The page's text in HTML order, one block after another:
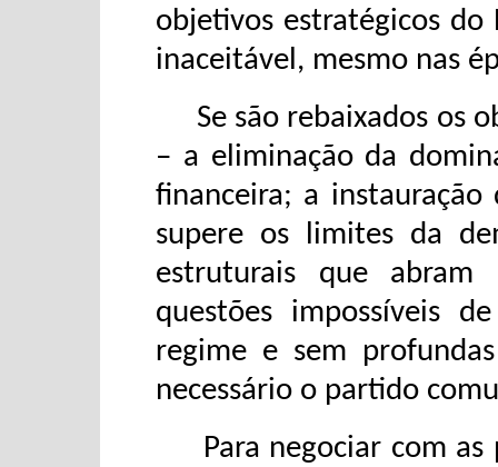
objetivos estratégicos do
inaceitável, mesmo nas
Se são rebaixados os
– a eliminação da
financeira; a instauração
supere os limites da
estruturais que
questões impossíveis
regime e sem
necessário o partido
Para negociar com as